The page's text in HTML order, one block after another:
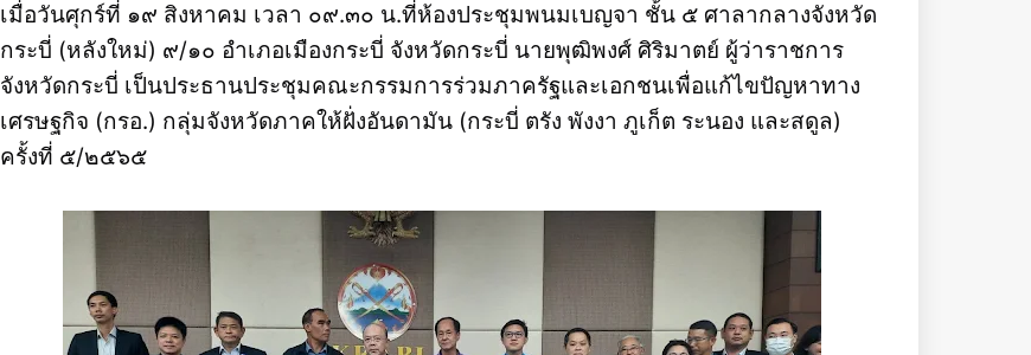
เมื่อวันศุกร์ที่ ๑๙ สิงหาคม เวลา ๐๙.๓๐ น.ที่ห้องประชุมพนมเบญจา ชั้น ๕ ศาลากลางจังหวัด
กระบี่ (หลังใหม่) ๙/๑๐ อำเภอเมืองกระบี่ จังหวัดกระบี่ นายพุฒิพงศ์ ศิริมาตย์ ผู้ว่าราชการ
จังหวัดกระบี่ เป็นประธานประชุมคณะกรรมการร่วมภาครัฐและเอกชนเพื่อแก้ไขปัญหาทาง
เศรษฐกิจ (กรอ.) กลุ่มจังหวัดภาคให้ฝั่งอันดามัน (กระบี่ ตรัง พังงา ภูเก็ต ระนอง และสดูล)
ครั้งที่ ๕/๒๕๖๕